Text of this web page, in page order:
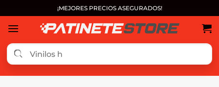
al
contenido
¡MEJORES PRECIOS ASEGURADOS!